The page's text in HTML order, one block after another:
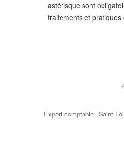
astérisque sont
traitements et
Expert-comptable Saint-